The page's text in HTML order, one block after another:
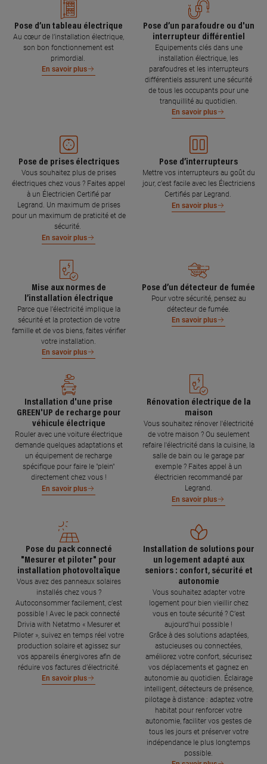
Pose d’un tableau électrique
Au cœur de l’installation électrique,
son bon fonctionnement est
primordial.
En savoir plus
Pose d’un parafoudre ou d'un
interrupteur différentiel
Equipements clés dans une
installation électrique, les
parafoudres et les interrupteurs
différentiels assurent une sécurité
de tous les occupants pour une
tranquillité au quotidien.
En savoir plus
Pose de prises électriques
Vous souhaitez plus de prises
électriques chez vous ? Faites appel
à un Électricien Certifié par
Legrand. Un maximum de prises
pour un maximum de praticité et de
sécurité.
En savoir plus
Pose d’interrupteurs
Mettre vos interrupteurs au goût du
jour, c’est facile avec les Électriciens
Certifiés par Legrand.
En savoir plus
Mise aux normes de
l’installation électrique
Parce que l’électricité implique la
sécurité et la protection de votre
famille et de vos biens, faites vérifier
votre installation.
En savoir plus
Pose d’un détecteur de fumée
Pour votre sécurité, pensez au
détecteur de fumée.
En savoir plus
Installation d'une prise
GREEN'UP de recharge pour
véhicule électrique
Rouler avec une voiture électrique
demande quelques adaptations et
un équipement de recharge
spécifique pour faire le "plein"
directement chez vous !
En savoir plus
Rénovation électrique de la
maison
Vous souhaitez rénover l'électricité
de votre maison ? Ou seulement
refaire l'électricité dans la cuisine, la
salle de bain ou le garage par
exemple ? Faites appel à un
électricien recommandé par
Legrand.
En savoir plus
Pose du pack connecté
"Mesurer et piloter" pour
installation photovoltaïque
Vous avez des panneaux solaires
installés chez vous ?
Autoconsommer facilement, c’est
possible ! Avec le pack connecté
Drivia with Netatmo « Mesurer et
Piloter », suivez en temps réel votre
production solaire et agissez sur
vos appareils énergivores afin de
réduire vos factures d’électricité.
En savoir plus
Installation de solutions pour
un logement adapté aux
seniors : confort, sécurité et
autonomie
Vous souhaitez adapter votre
logement pour bien vieillir chez
vous en toute sécurité ? C’est
aujourd’hui possible !
Grâce à des solutions adaptées,
astucieuses ou connectées,
améliorez votre confort, sécurisez
vos déplacements et gagnez en
autonomie au quotidien. Éclairage
intelligent, détecteurs de présence,
pilotage à distance : adaptez votre
habitat pour renforcer votre
autonomie, faciliter vos gestes de
tous les jours et préserver votre
indépendance le plus longtemps
possible.